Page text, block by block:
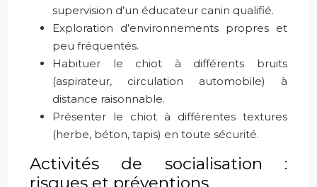
supervision d’un éducateur canin qualifié.
Exploration d’environnements propres et
peu fréquentés.
Habituer le chiot à différents bruits
(aspirateur, circulation automobile) à
distance raisonnable.
Présenter le chiot à différentes textures
(herbe, béton, tapis) en toute sécurité.
Activités de socialisation :
risques et préventions